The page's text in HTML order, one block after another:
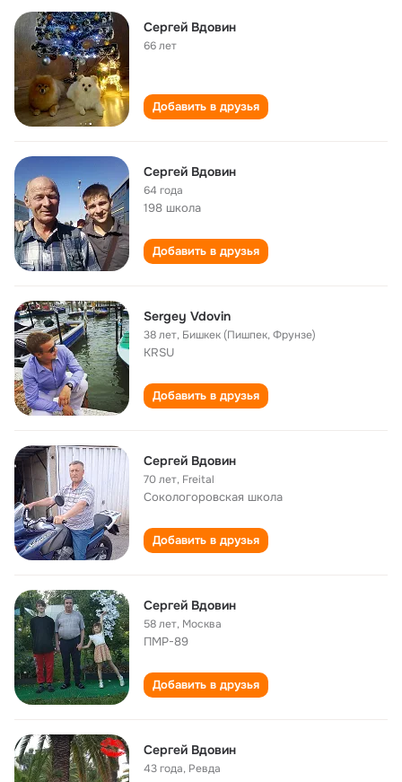
Сергей Вдовин
66 лет
Добавить в друзья
Сергей Вдовин
64 года
198 школа
Добавить в друзья
Sergey Vdovin
38 лет, Бишкек (Пишпек, Фрунзе)
KRSU
Добавить в друзья
Сергей Вдовин
70 лет, Freital
Сокологоровская школа
Добавить в друзья
Сергей Вдовин
58 лет, Москва
ПМР-89
Добавить в друзья
Сергей Вдовин
43 года, Ревда